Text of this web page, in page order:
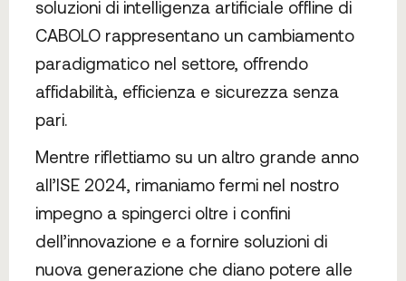
soluzioni di intelligenza artificiale offline di
CABOLO rappresentano un cambiamento
paradigmatico nel settore, offrendo
affidabilità, efficienza e sicurezza senza
pari.
Mentre riflettiamo su un altro grande anno
all’ISE 2024, rimaniamo fermi nel nostro
impegno a spingerci oltre i confini
dell’innovazione e a fornire soluzioni di
nuova generazione che diano potere alle